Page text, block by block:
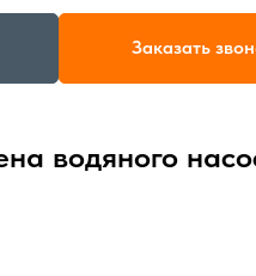
Заказать
водяного